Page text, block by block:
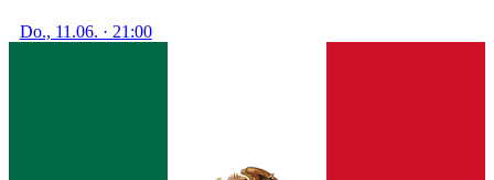
Do., 11.06. · 21:00